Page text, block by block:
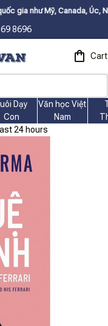
Úc, Nhật, Hàn, và các
8696
Cart
Dạy
Con
Văn học Việt
Nam
24 hours